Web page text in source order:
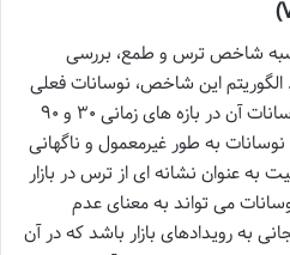
شاخص ترس و طمع، بررسی
این شاخص، نوسانات فعلی
قیمت بیت کوین را با میانگین نوسانات آن در بازه های زمانی ۳۰ و ۹۰
به طور غیرمعمول و ناگهانی
به عنوان نشانه ای از ترس در بازار
می تواند به معنای عدم
به رویدادهای بازار باشد که در آن